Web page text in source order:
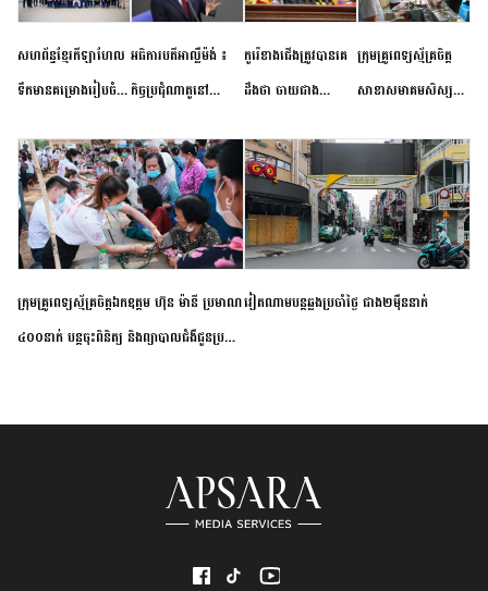
សហព័ន្ធខ្មែរកីឡាហែល
ទឹកមានគម្រោងរៀបចំ
កម្រិតបឋម ដល់ឧត្តម
សិក្សានាពេលខាងមុខ
អធិការបតីអាល្លឺម៉ង់ ៖
កិច្ចប្រជុំណាតូនៅ
ខាងមុខនឹងបញ្ជូនសញ្ញា
នៃភាពស្អិតរមួត និង
ការប្តេជ្ញាចិត្ត
កូរ៉េខាងជើងត្រូវបានគេ
ដឹងថា ចាយជាង
អភិវឌ្ឍន៍នុយក្លេអ៊ែរ
ក្រុមគ្រូពេទ្យស្ម័គ្រចិត្ត
សាខាសមាគមសិស្ស
ខេត្តកំពង់ចាម ចុះពិនិត្យ
ពិគ្រោះជំងឺទូទៅ និងផ្តល់
ថ្នាំពេទ្យជូនប្រជាពលរដ្ឋ
រស់នៅសង្កាត់បឹងកុក
ក្រុមគ្រូពេទ្យស្ម័គ្រចិត្តឯកឧត្តម ហ៊ុន ម៉ានី ប្រមាណ
៤០០នាក់ បន្តចុះពិនិត្យ និងព្យាបាលជំងឺជូនប្រជា
វៀតណាម​បន្ត​ឆ្លង​ប្រចាំថ្ងៃ​ ​ជាង​២​ម៉ឺន​នាក់​